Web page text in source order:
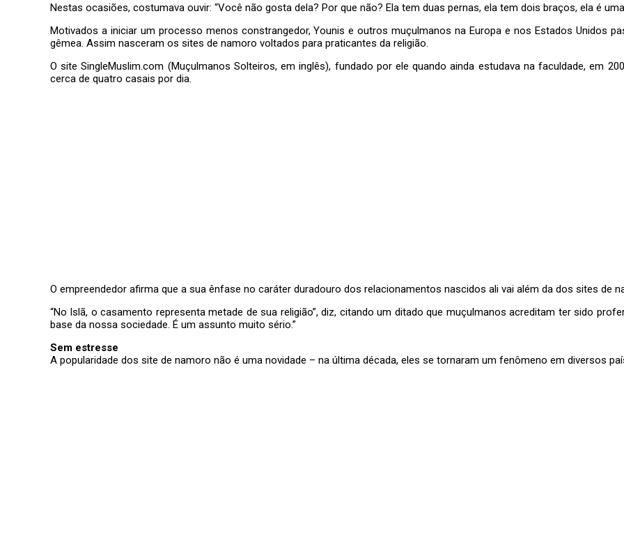
Nestas ocasiões, costumava ouvir: “Você não gosta dela? Por que não? Ela tem duas pernas, ela tem dois braços, ela é
Motivados a iniciar um processo menos constrangedor, Younis e outros muçulmanos na Europa e nos Estados Unidos
gêmea. Assim nasceram os sites de namoro voltados para praticantes da religião.
O site SingleMuslim.com (Muçulmanos Solteiros, em inglês), fundado por ele quando ainda estudava na faculdade, em
cerca de quatro casais por dia.
O empreendedor afirma que a sua ênfase no caráter duradouro dos relacionamentos nascidos ali vai além da dos sites de
“No Islã, o casamento representa metade de sua religião”, diz, citando um ditado que muçulmanos acreditam ter sido
base da nossa sociedade. É um assunto muito sério.”
Sem estresse
A popularidade dos site de namoro não é uma novidade – na última década, eles se tornaram um fenômeno em diversos